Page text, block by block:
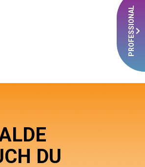
PROFESSIONAL
DU